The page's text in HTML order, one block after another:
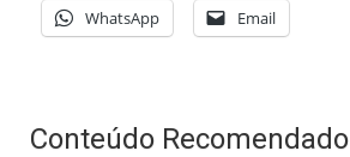
WhatsApp Email
Conteúdo Recomendado